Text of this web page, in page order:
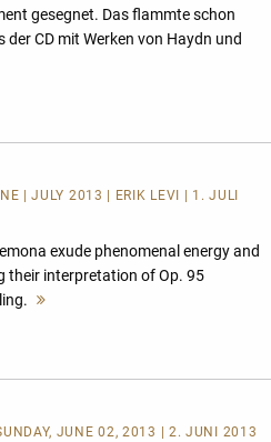
gesegnet. Das flammte schon
der CD mit Werken von Haydn und
| JULY 2013 | ERIK LEVI | 1. JULI
exude phenomenal energy and
their interpretation of Op. 95
JUNE 02, 2013 | 2. JUNI 2013